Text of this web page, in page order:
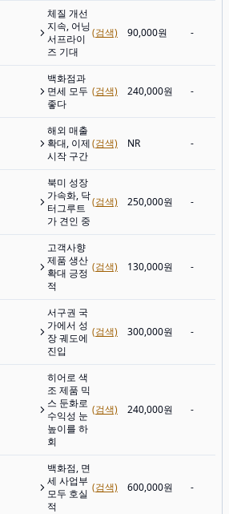
체질 개선
지속, 어닝
서프라이
즈 기대
(검색) 90,000원 -
백화점과
면세 모두
좋다
(검색) 240,000원 -
해외 매출
확대, 이제
시작 구간
(검색) NR -
북미 성장
가속화, 닥
터그루트
가 견인 중
(검색) 250,000원 -
고객사향
제품 생산
확대 긍정
적
(검색) 130,000원 -
서구권 국
가에서 성
장 궤도에
진입
(검색) 300,000원 -
히어로 색
조 제품 믹
스 둔화로
수익성 눈
높이를 하
회
(검색) 240,000원 -
백화점, 면
세 사업부
모두 호실
적
(검색) 600,000원 -